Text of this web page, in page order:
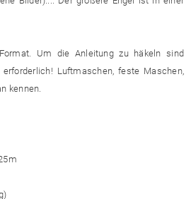
Um die Anleitung zu häkeln sind
Luftmaschen, feste Maschen,
kennen.